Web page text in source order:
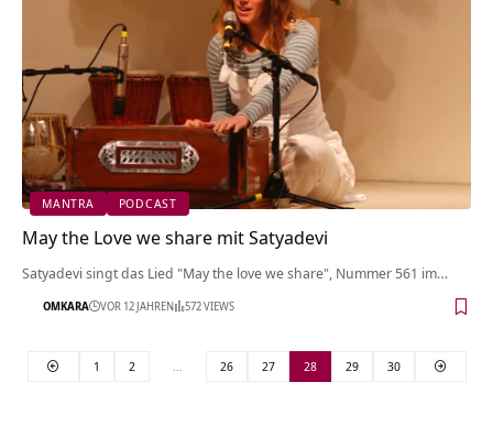
MANTRA PODCAST
May the Love we share mit Satyadevi
Satyadevi singt das Lied "May the love we share", Nummer 561 im…
OMKARA VOR 12 JAHREN 572 VIEWS
1 2 26 27 28 29 30